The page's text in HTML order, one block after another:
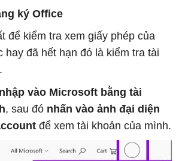
ký Office
để kiểm tra xem giấy phép của
hay đã hết hạn đó là kiểm tra tài
vào Microsoft bằng tài
, sau đó nhấn vào ảnh đại diện
để xem tài khoản của mình.